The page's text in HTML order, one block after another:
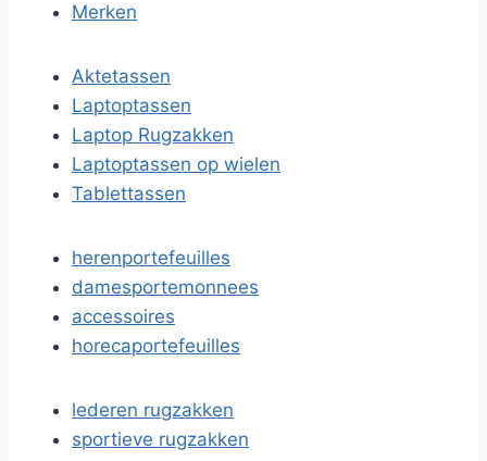
Merken
Aktetassen
Laptoptassen
Laptop Rugzakken
Laptoptassen op wielen
Tablettassen
herenportefeuilles
damesportemonnees
accessoires
horecaportefeuilles
lederen rugzakken
sportieve rugzakken